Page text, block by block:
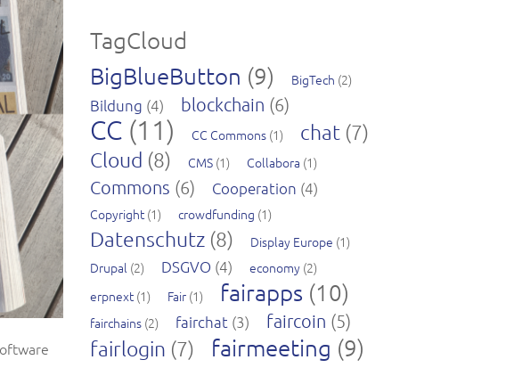
TagCloud
BigBlueButton (9) BigTech (2)
Bildung (4) blockchain (6)
CC (11) CC Commons (1) chat (7)
Cloud (8) CMS (1) Collabora (1)
Commons (6) Cooperation (4)
Copyright(1) crowdfunding (1)
Datenschutz (8) Display Europe (1)
Drupal (2) DSGVO (4) economy (2)
erpnext(1) Fair (1) fairapps (10)
fairchains (2) fairchat (3) faircoin (5)
fairlogin (7) fairmeeting (9)